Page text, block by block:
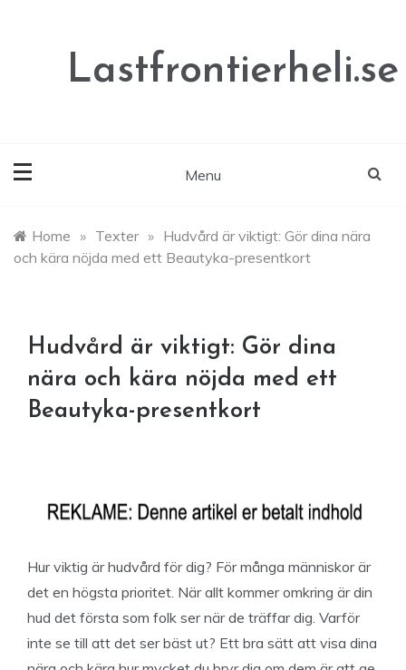
Lastfrontierheli.se
Menu
Home » Texter » Hudvård är viktigt: Gör dina nära
och kära nöjda med ett Beautyka-presentkort
Hudvård är viktigt: Gör dina
nära och kära nöjda med ett
Beautyka-presentkort
Hur viktig är hudvård för dig? För många människor är
det en högsta prioritet. När allt kommer omkring är din
hud det första som folk ser när de träffar dig. Varför
inte se till att det ser bäst ut? Ett bra sätt att visa dina